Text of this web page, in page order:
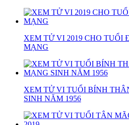
XEM TỬ VI 2019 CHO TUỔI
MẠNG
XEM TỬ VI TUỔI BÍNH
SINH NĂM 1956